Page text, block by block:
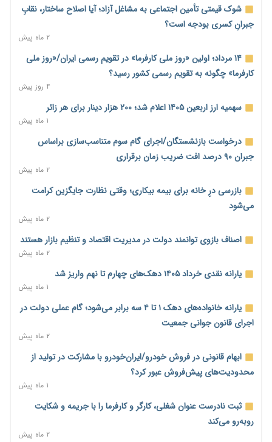
تجارت خارجی ایران در مسیر تسویه فرامرزی با رمزارز
یک سال پرچالش اینترنت/دولت چهاردهم از محدودیت به سمت
توسعه زیرساخت رفت
هشدار دیوان محاسبات درباره حساب‌های خارج از خزانه؛ ۱۲۴ حساب
ارزی در تیررس نظارت
نه از جنگ می‌ترسیم، نه از مذاکره برای منافع ملی
فرمول تازه مستمری در راه است؛ کارگران بازنده اصلاحات تأمین
اجتماعی؟
کنترل ترازنامه بانک‌ها؛ شمشیر دولبه مهار تورم و تأمین مالی تولید
۲ ساعت پیش
جنگ با تورم از بانک‌ها و بودجه آغاز می‌شود؛ نسخه انضباط آهنین
برای اقتصاد
عینک گران‌تر شد؛ ارز و عوارض گمرکی قدرت خرید مردم را نشانه
رفت
اطمینان وزیر جهاد از تأمین کالاهای اساسی؛ «نگران نباشید»
پیام‌رسان‌های ایرانی در مسیر ورود به بورس؛ عرضه اولیه یک
شرکت هوش مصنوعی در راه است
هشدار درباره کاهش عرضه مسکن اجاره‌ای؛ دولت واحدهای خود را
شوک قیمتی تأمین اجتماعی به مشاغل آزاد؛ آیا اصلاح ساختار، نقابِ
جبرانِ کسری بودجه است؟
۲ ماه پیش
۱۴ مرداد؛ اولین «روز ملی کارفرما» در تقویم رسمی ایران/«روز ملی
کارفرما» چگونه به تقویم رسمی کشور رسید؟
۴ روز پیش
سهمیه ارز اربعین ۱۴۰۵ اعلام شد؛ ۲۰۰ هزار دینار برای هر زائر
۱ ماه پیش
درخواست بازنشستگان/اجرای گام سوم متناسب‌سازی براساس
جبران ۹۰ درصد افت ضریب زمان برقراری
۲ ماه پیش
بازرسی درِ خانه برای بیمه بیکاری؛ وقتی نظارت جایگزین کرامت
می‌شود
۲ ماه پیش
اصناف بازوی توانمند دولت در مدیریت اقتصاد و تنظیم بازار هستند
۲ ماه پیش
یارانه نقدی خرداد ۱۴۰۵ دهک‌های چهارم تا نهم واریز شد
۱ ماه پیش
یارانه خانواده‌های دهک ۱ تا ۴ سه برابر می‌شود؛ گام عملی دولت در
اجرای قانون جوانی جمعیت
۲ ماه پیش
ابهام قانونی در فروش خودرو/ایران‌خودرو با مشارکت در تولید از
محدودیت‌های پیش‌فروش عبور کرد؟
۱ ماه پیش
ثبت نادرست عنوان شغلی، کارگر و کارفرما را با جریمه و شکایت
روبه‌رو می‌کند
۲ ماه پیش